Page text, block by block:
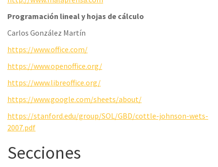
Programación lineal y hojas de cálculo
Carlos González Martín
https://www.office.com/
https://www.openoffice.org/
https://www.libreoffice.org/
https://www.google.com/sheets/about/
https://stanford.edu/group/SOL/GBD/cottle-johnson-wets-
2007.pdf
Secciones